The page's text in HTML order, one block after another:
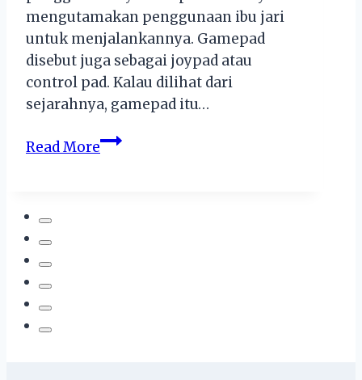
mengutamakan penggunaan ibu jari
untuk menjalankannya. Gamepad
disebut juga sebagai joypad atau
control pad. Kalau dilihat dari
sejarahnya, gamepad itu…
Read MorePilihan